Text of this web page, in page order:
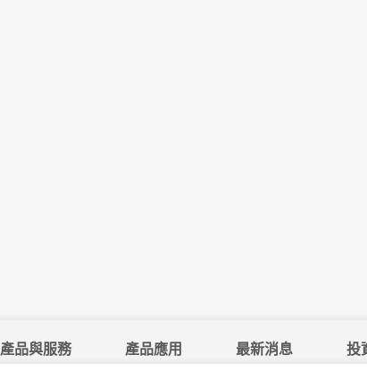
產品與服務 產品應用 最新消息 投